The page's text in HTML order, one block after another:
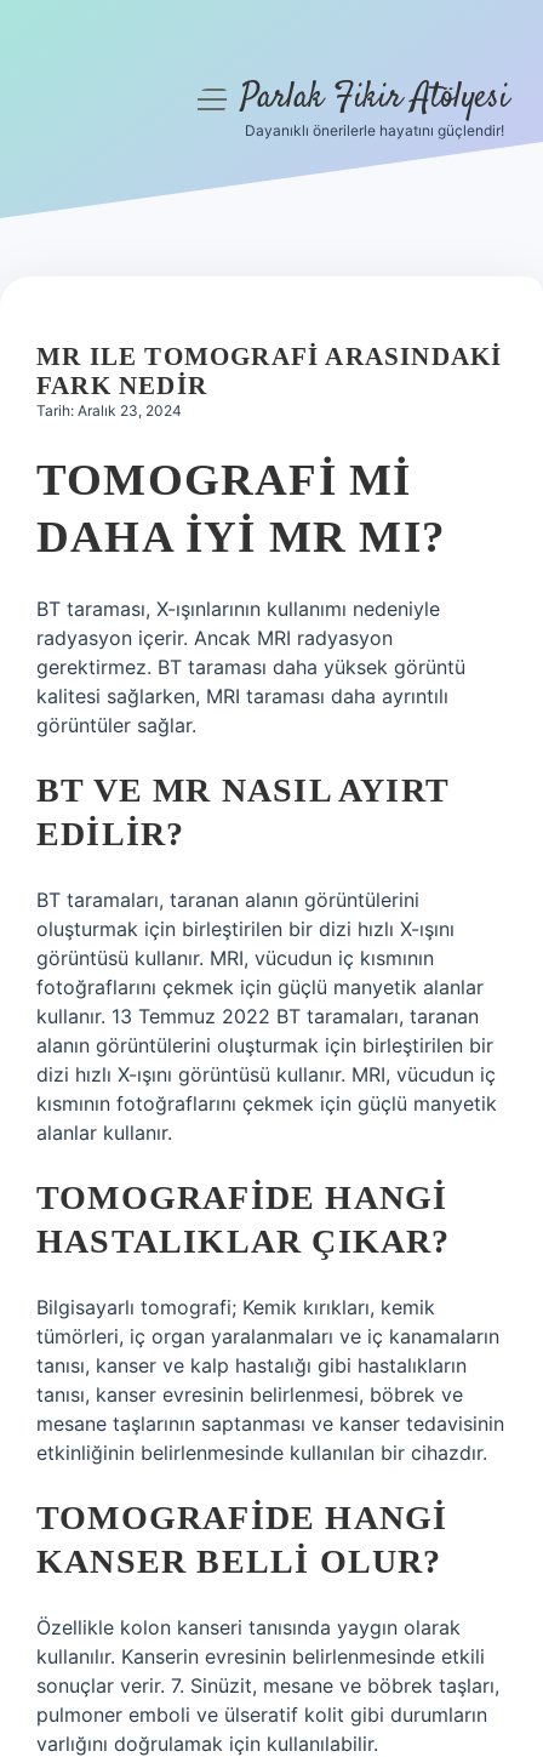
Hakkımızda
menüyüParlak Fikir Atölyesi
Dayanıklı önerilerle hayatını güçlendir!
MR ILE TOMOGRAFI ARASINDAKI
FARK NEDIR
Tarih: Aralık 23, 2024
TOMOGRAFI MI
DAHA IYI MR MI?
BT taraması, X-ışınlarının kullanımı nedeniyle
radyasyon içerir. Ancak MRI radyasyon
gerektirmez. BT taraması daha yüksek görüntü
kalitesi sağlarken, MRI taraması daha ayrıntılı
görüntüler sağlar.
BT VE MR NASIL AYIRT
EDILIR?
BT taramaları, taranan alanın görüntülerini
oluşturmak için birleştirilen bir dizi hızlı X-ışını
görüntüsü kullanır. MRI, vücudun iç kısmının
fotoğraflarını çekmek için güçlü manyetik alanlar
kullanır. 13 Temmuz 2022 BT taramaları, taranan
alanın görüntülerini oluşturmak için birleştirilen bir
dizi hızlı X-ışını görüntüsü kullanır. MRI, vücudun iç
kısmının fotoğraflarını çekmek için güçlü manyetik
alanlar kullanır.
TOMOGRAFIDE HANGI
HASTALIKLAR ÇIKAR?
Bilgisayarlı tomografi; Kemik kırıkları, kemik
tümörleri, iç organ yaralanmaları ve iç kanamaların
tanısı, kanser ve kalp hastalığı gibi hastalıkların
tanısı, kanser evresinin belirlenmesi, böbrek ve
mesane taşlarının saptanması ve kanser tedavisinin
etkinliğinin belirlenmesinde kullanılan bir cihazdır.
TOMOGRAFIDE HANGI
KANSER BELLI OLUR?
Özellikle kolon kanseri tanısında yaygın olarak
kullanılır. Kanserin evresinin belirlenmesinde etkili
sonuçlar verir. 7. Sinüzit, mesane ve böbrek taşları,
pulmoner emboli ve ülseratif kolit gibi durumların
varlığını doğrulamak için kullanılabilir.